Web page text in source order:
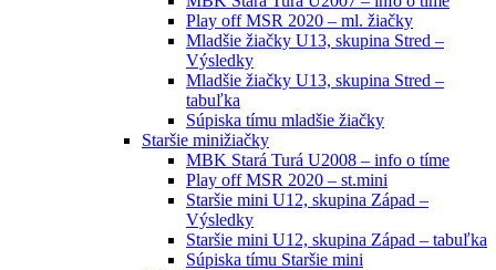
Play off MSR 2020 – ml. žiačky
Mladšie žiačky U13, skupina Stred –
Výsledky
Mladšie žiačky U13, skupina Stred –
tabuľka
Súpiska tímu mladšie žiačky
Staršie minižiačky
MBK Stará Turá U2008 – info o tíme
Play off MSR 2020 – st.mini
Staršie mini U12, skupina Západ –
Výsledky
Staršie mini U12, skupina Západ – tabuľka
Súpiska tímu Staršie mini